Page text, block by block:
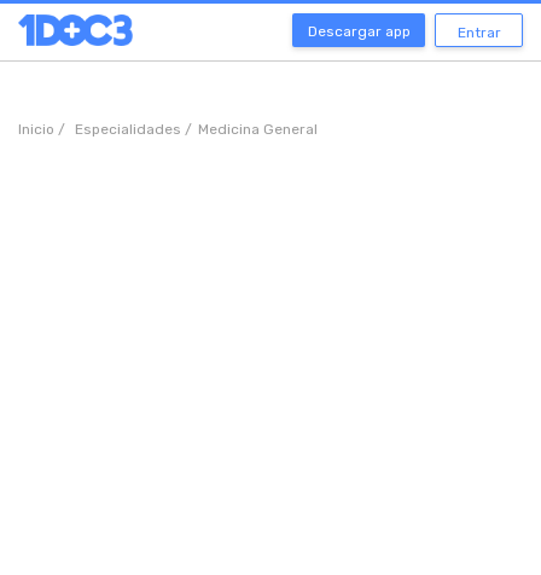
Descargar app Entrar
Inicio / Especialidades / Medicina General